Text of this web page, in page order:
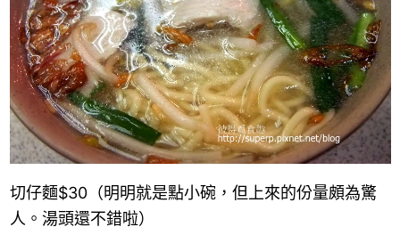
切仔麵$30（明明就是點小碗，但上來的份量頗為驚
人。湯頭還不錯啦）